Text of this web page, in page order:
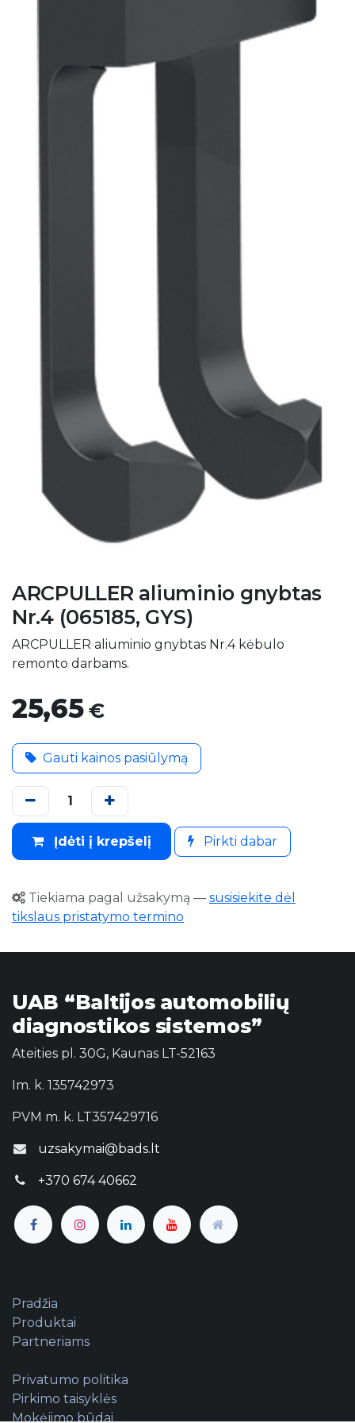
ARCPULLER aliuminio gnybtas
Nr.4 (065185, GYS)
ARCPULLER aliuminio gnybtas Nr.4 kėbulo
remonto darbams.
25,65€
Gauti kainos pasiūlymą
Įdėti į krepšelį Pirkti dabar
Tiekiama pagal užsakymą — susisiekite dėl
tikslaus pristatymo termino
UAB “Baltijos automobilių
diagnostikos sistemos”
Ateities pl. 30G, Kaunas LT-52163
Im. k. 135742973
PVM m. k. LT357429716
uzsakymai@bads.lt
+370 674 40662
Pradžia
Produktai
Partneriams
Privatumo politika
Pirkimo taisyklės
Mokėjimo būdai